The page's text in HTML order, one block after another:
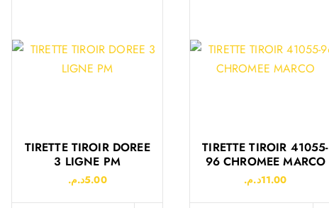
TIRETTE TIROIR DOREE
3 LIGNE PM
5.00د.م.
TIRETTE TIROIR 41055-
96 CHROMEE MARCO
11.00د.م.